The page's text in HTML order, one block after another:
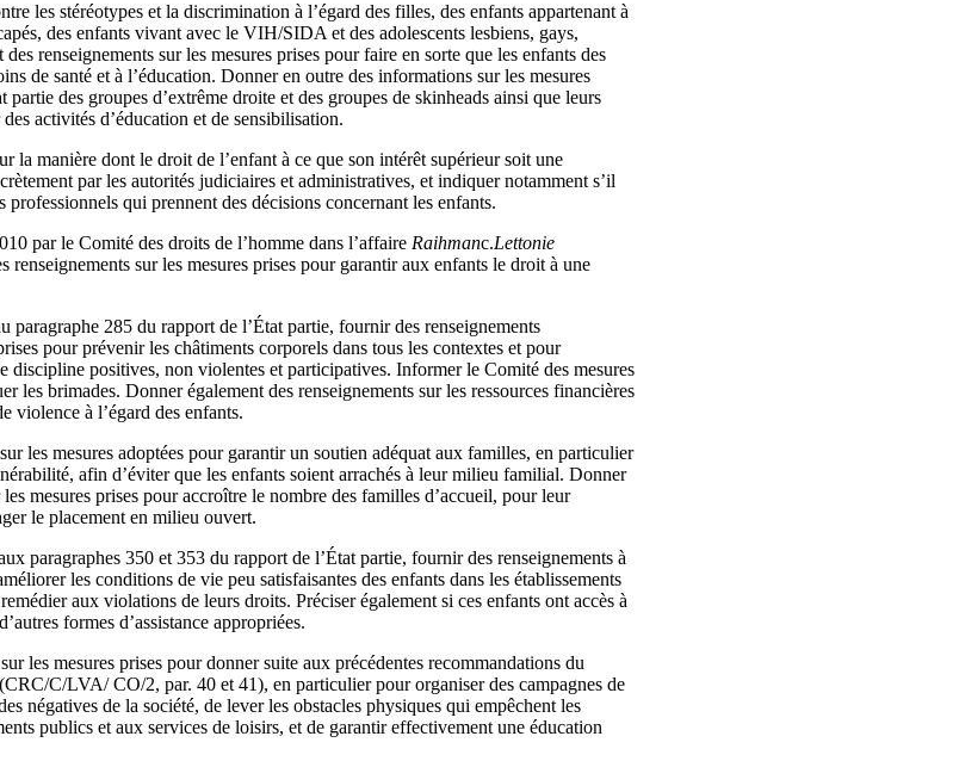
les stéréotypes et la discrimination à l’égard des filles, des enfants appartenant à
des enfants vivant avec le VIH/SIDA et des adolescents lesbiens, gays,
renseignements sur les mesures prises pour faire en sorte que les enfants des
de santé et à l’éducation. Donner en outre des informations sur les mesures
partie des groupes d’extrême droite et des groupes de skinheads ainsi que leurs
activités d’éducation et de sensibilisation.
la manière dont le droit de l’enfant à ce que son intérêt supérieur soit une
par les autorités judiciaires et administratives, et indiquer notamment s’il
professionnels qui prennent des décisions concernant les enfants.
par le Comité des droits de l’homme dans l’affaire Raihmanc.Lettonie
sur les mesures prises pour garantir aux enfants le droit à une
285 du rapport de l’État partie, fournir des renseignements
pour prévenir les châtiments corporels dans tous les contextes et pour
discipline positives, non violentes et participatives. Informer le Comité des mesures
les brimades. Donner également des renseignements sur les ressources financières
violence à l’égard des enfants.
les mesures adoptées pour garantir un soutien adéquat aux familles, en particulier
afin d’éviter que les enfants soient arrachés à leur milieu familial. Donner
mesures prises pour accroître le nombre des familles d’accueil, pour leur
le placement en milieu ouvert.
paragraphes 350 et 353 du rapport de l’État partie, fournir des renseignements à
les conditions de vie peu satisfaisantes des enfants dans les établissements
aux violations de leurs droits. Préciser également si ces enfants ont accès à
formes d’assistance appropriées.
les mesures prises pour donner suite aux précédentes recommandations du
C/LVA/ CO/2, par. 40 et 41), en particulier pour organiser des campagnes de
négatives de la société, de lever les obstacles physiques qui empêchent les
publics et aux services de loisirs, et de garantir effectivement une éducation